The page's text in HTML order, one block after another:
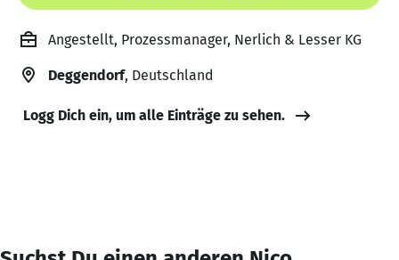
Angestellt, Prozessmanager, Nerlich & Lesser KG
Deggendorf, Deutschland
Logg Dich ein, um alle Einträge zu sehen.